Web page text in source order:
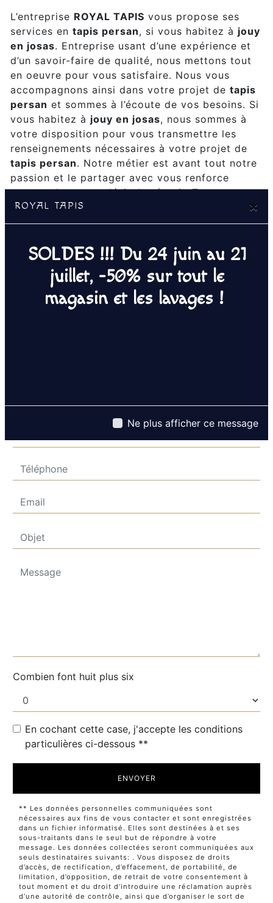
ROYAL TAPIS ×
SOLDES !!! Du 24 juin au 21
juillet, -50% sur tout le
magasin et les lavages !
Ne plus afficher ce message
L’entreprise ROYAL TAPIS vous propose ses
services en tapis persan, si vous habitez à jouy
en josas. Entreprise usant d’une expérience et
d’un savoir-faire de qualité, nous mettons tout
en oeuvre pour vous satisfaire. Nous vous
accompagnons ainsi dans votre projet de tapis
persan et sommes à l’écoute de vos besoins. Si
vous habitez à jouy en josas, nous sommes à
votre disposition pour vous transmettre les
renseignements nécessaires à votre projet de
tapis persan. Notre métier est avant tout notre
passion et le partager avec vous renforce
encore plus notre désir de réussir. Toute notre
équipe est qualifiée et travaille avec propreté
et rigueur.
EN SAVOIR PLUS
Combien font huit plus six
En cochant cette case, j'accepte les conditions
particulières ci-dessous **
ENVOYER
** Les données personnelles communiquées sont
nécessaires aux fins de vous contacter et sont enregistrées
dans un fichier informatisé. Elles sont destinées à et ses
sous-traitants dans le seul but de répondre à votre
message. Les données collectées seront communiquées aux
seuls destinataires suivants: . Vous disposez de droits
d’accès, de rectification, d’effacement, de portabilité, de
limitation, d’opposition, de retrait de votre consentement à
tout moment et du droit d’introduire une réclamation auprès
d’une autorité de contrôle, ainsi que d’organiser le sort de